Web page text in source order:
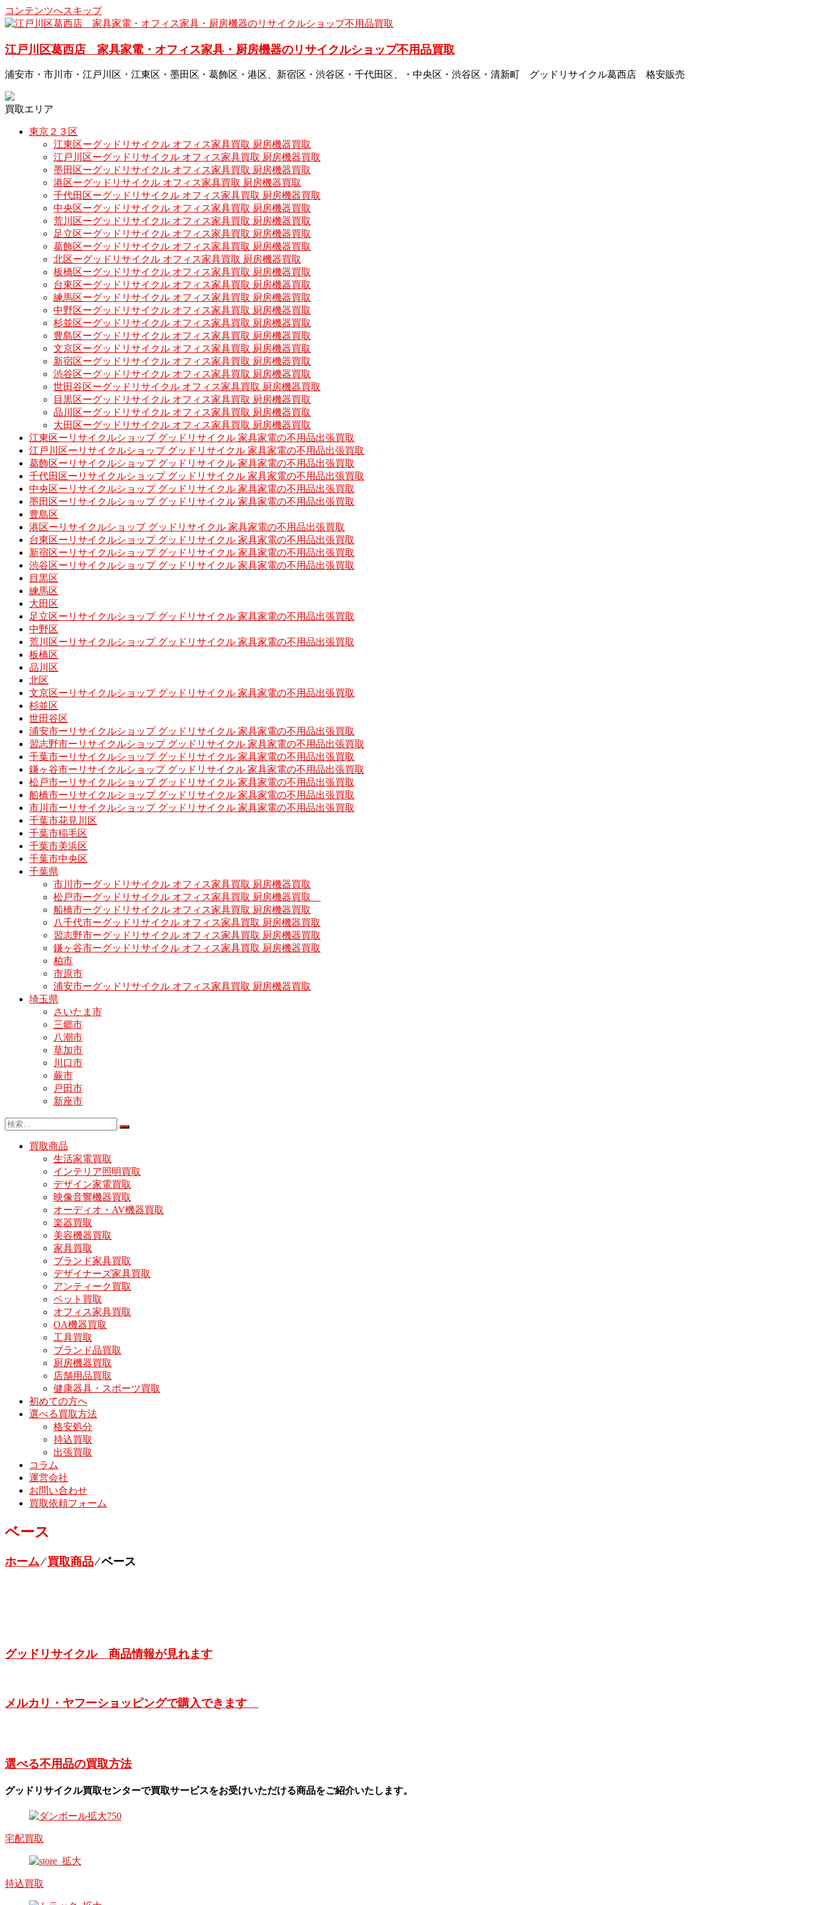
コンテンツへスキップ
江戸川区葛西店 家具家電・オフィス家具・厨房機器のリサイクルショップ不用品買取
浦安市・市川市・江戸川区・江東区・墨田区・葛飾区・港区、新宿区・渋谷区・千代田区、・中央区・渋谷区・清新町 グッドリサイクル葛西店 格安販売
買取エリア
東京２３区
江東区ーグッドリサイクル オフィス家具買取 厨房機器買取
江戸川区ーグッドリサイクル オフィス家具買取 厨房機器買取
墨田区ーグッドリサイクル オフィス家具買取 厨房機器買取
港区ーグッドリサイクル オフィス家具買取 厨房機器買取
千代田区ーグッドリサイクル オフィス家具買取 厨房機器買取
中央区ーグッドリサイクル オフィス家具買取 厨房機器買取
荒川区ーグッドリサイクル オフィス家具買取 厨房機器買取
足立区ーグッドリサイクル オフィス家具買取 厨房機器買取
葛飾区ーグッドリサイクル オフィス家具買取 厨房機器買取
北区ーグッドリサイクル オフィス家具買取 厨房機器買取
板橋区ーグッドリサイクル オフィス家具買取 厨房機器買取
台東区ーグッドリサイクル オフィス家具買取 厨房機器買取
練馬区ーグッドリサイクル オフィス家具買取 厨房機器買取
中野区ーグッドリサイクル オフィス家具買取 厨房機器買取
杉並区ーグッドリサイクル オフィス家具買取 厨房機器買取
豊島区ーグッドリサイクル オフィス家具買取 厨房機器買取
文京区ーグッドリサイクル オフィス家具買取 厨房機器買取
新宿区ーグッドリサイクル オフィス家具買取 厨房機器買取
渋谷区ーグッドリサイクル オフィス家具買取 厨房機器買取
世田谷区ーグッドリサイクル オフィス家具買取 厨房機器買取
目黒区ーグッドリサイクル オフィス家具買取 厨房機器買取
品川区ーグッドリサイクル オフィス家具買取 厨房機器買取
大田区ーグッドリサイクル オフィス家具買取 厨房機器買取
江東区ーリサイクルショップ グッドリサイクル 家具家電の不用品出張買取
江戸川区ーリサイクルショップ グッドリサイクル 家具家電の不用品出張買取
葛飾区ーリサイクルショップ グッドリサイクル 家具家電の不用品出張買取
千代田区ーリサイクルショップ グッドリサイクル 家具家電の不用品出張買取
中央区ーリサイクルショップ グッドリサイクル 家具家電の不用品出張買取
墨田区ーリサイクルショップ グッドリサイクル 家具家電の不用品出張買取
豊島区
港区ーリサイクルショップ グッドリサイクル 家具家電の不用品出張買取
台東区ーリサイクルショップ グッドリサイクル 家具家電の不用品出張買取
新宿区ーリサイクルショップ グッドリサイクル 家具家電の不用品出張買取
渋谷区ーリサイクルショップ グッドリサイクル 家具家電の不用品出張買取
目黒区
練馬区
大田区
足立区ーリサイクルショップ グッドリサイクル 家具家電の不用品出張買取
中野区
荒川区ーリサイクルショップ グッドリサイクル 家具家電の不用品出張買取
板橋区
品川区
北区
文京区ーリサイクルショップ グッドリサイクル 家具家電の不用品出張買取
杉並区
世田谷区
浦安市ーリサイクルショップ グッドリサイクル 家具家電の不用品出張買取
習志野市ーリサイクルショップ グッドリサイクル 家具家電の不用品出張買取
千葉市ーリサイクルショップ グッドリサイクル 家具家電の不用品出張買取
鎌ヶ谷市ーリサイクルショップ グッドリサイクル 家具家電の不用品出張買取
松戸市ーリサイクルショップ グッドリサイクル 家具家電の不用品出張買取
船橋市ーリサイクルショップ グッドリサイクル 家具家電の不用品出張買取
市川市ーリサイクルショップ グッドリサイクル 家具家電の不用品出張買取
千葉市花見川区
千葉市稲毛区
千葉市美浜区
千葉市中央区
千葉県
市川市ーグッドリサイクル オフィス家具買取 厨房機器買取
松戸市ーグッドリサイクル オフィス家具買取 厨房機器買取
船橋市ーグッドリサイクル オフィス家具買取 厨房機器買取
八千代市ーグッドリサイクル オフィス家具買取 厨房機器買取
習志野市ーグッドリサイクル オフィス家具買取 厨房機器買取
鎌ヶ谷市ーグッドリサイクル オフィス家具買取 厨房機器買取
柏市
市原市
浦安市ーグッドリサイクル オフィス家具買取 厨房機器買取
埼玉県
さいたま市
三郷市
八潮市
草加市
川口市
蕨市
戸田市
新座市
買取商品
生活家電買取
インテリア照明買取
デザイン家電買取
映像音響機器買取
オーディオ・AV機器買取
楽器買取
美容機器買取
家具買取
ブランド家具買取
デザイナーズ家具買取
アンティーク買取
ベット買取
オフィス家具買取
OA機器買取
工具買取
ブランド品買取
厨房機器買取
店舗用品買取
健康器具・スポーツ買取
初めての方へ
選べる買取方法
格安処分
持込買取
出張買取
コラム
運営会社
お問い合わせ
買取依頼フォーム
ベース
ホーム⁄買取商品⁄ベース
グッドリサイクル 商品情報が見れます
メルカリ・ヤフーショッピングで購入できます
選べる不用品の買取方法
グッドリサイクル買取センターで買取サービスをお受けいただける商品をご紹介いたします。
宅配買取
持込買取